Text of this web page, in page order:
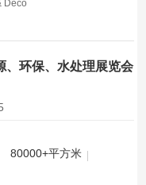
Deco
、环保、水处理展览会
80000+平方米